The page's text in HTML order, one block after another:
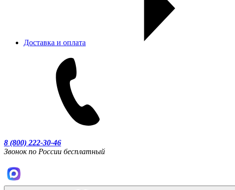
Доставка и оплата
8 (800) 222-30-46
Звонок по России бесплатный